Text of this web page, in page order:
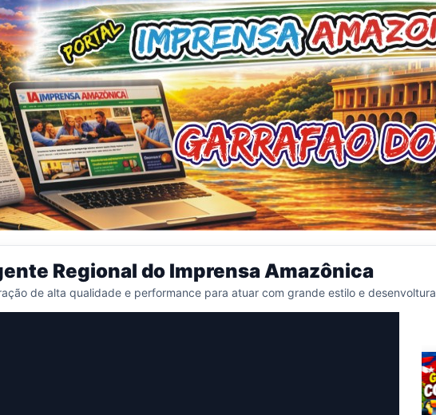
Regional do Imprensa Amazônica
de alta qualidade e performance para atuar com grande estilo e desenvoltura